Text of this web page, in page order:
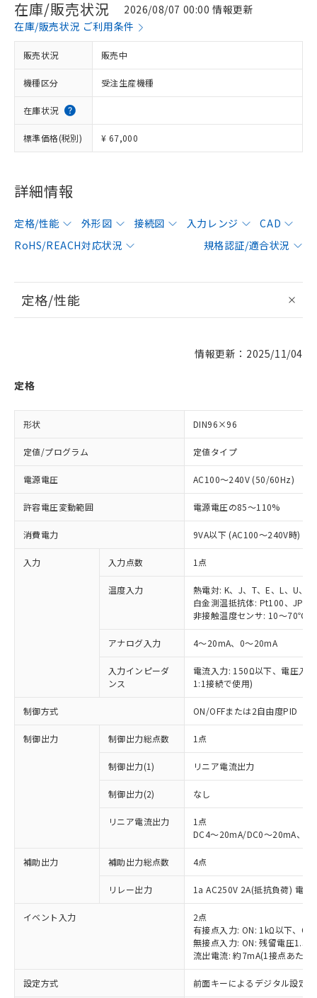
在庫/販売状況
2026/08/07 00:00 情報更新
在庫/販売状況 ご利用条件
販売状況 販売中
機種区分 受注生産機種
在庫状況
標準価格(税別) ¥ 67,000
詳細情報
定格/性能 外形図 接続図 入力レンジ
CAD
RoHS/REACH対応状況
規格認証/適合状況
定格/性能
情報更新：2025/11/04
定格
形状 DIN96×96
定値/プログラム 定値タイプ
電源電圧 AC100～240V (50/60Hz)
許容電圧変動範囲 電源電圧の85～110%
消費電力 9VA以下 (AC100～240V時)
入力 入力点数 1点
温度入力
熱電対: K、J、T、E、L、U、
白金測温抵抗体: Pt100、
非接触温度センサ: 10～70℃
アナログ入力 4～20mA、0～20mA
入力インピーダ
ンス
電流入力: 150Ω以下、電圧入
1:1接続で使用)
制御方式 ON/OFFまたは2自由度PID（
制御出力 制御出力総点数 1点
制御出力(1) リニア電流出力
制御出力(2) なし
リニア電流出力
1点
DC4～20mA/DC0～20mA、
補助出力 補助出力総点数 4点
リレー出力 1a AC250V 2A(抵抗負荷) 電
イベント入力
2点
有接点入力: ON: 1kΩ以下、
無接点入力: ON: 残留電圧1.5V
流出電流: 約7mA(1接点あたり)
設定方式 前面キーによるデジタル設定